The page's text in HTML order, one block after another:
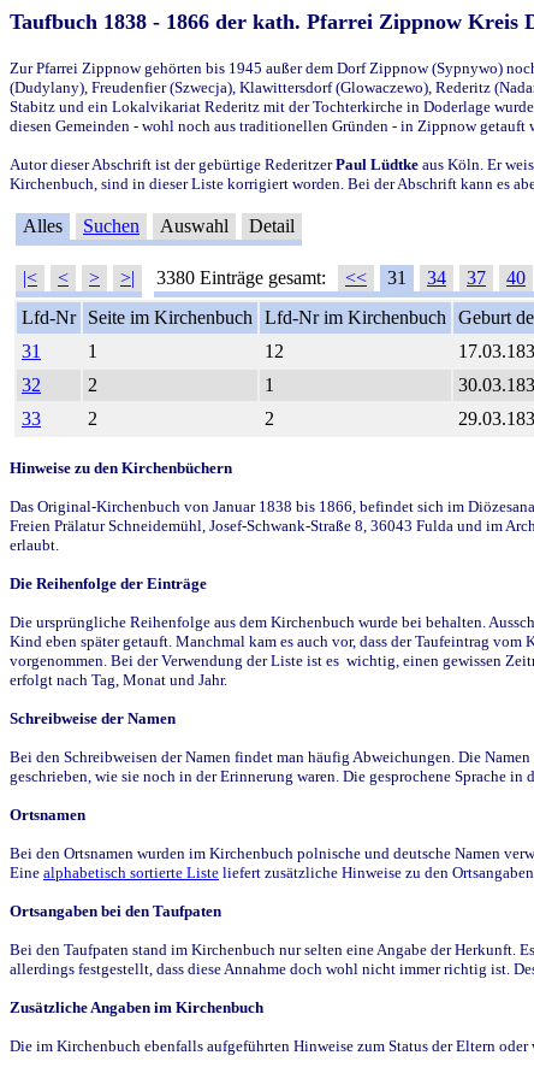
Taufbuch 1838 - 1866 der kath. Pfarrei Zippnow Kreis
Zur Pfarrei Zippnow gehörten bis 1945 außer dem Dorf Zippnow (Sypnywo)
(Dudylany), Freudenfier (Szwecja), Klawittersdorf (Glowaczewo), Rederitz
Stabitz und ein Lokalvikariat Rederitz mit der Tochterkirche in Doderlage
diesen Gemeinden - wohl noch aus traditionellen Gründen - in Zippnow getauft
Autor dieser Abschrift ist der gebürtige RederitzerPaul Lüdtke aus Köln. Er
Kirchenbuch, sind in dieser Liste korrigiert worden. Bei der Abschrift kann es
Alles Suchen Auswahl Detail
|< < > >| 3380 Einträge gesamt: << 31 34 37 40
Lfd-Nr
Seite im Kirchenbuch Lfd-Nr im Kirchenbuch Geburt
31
1 12
32
2 1
33
2 2
Hinweise zu den Kirchenbüchern
Das Original-Kirchenbuch von Januar 1838 bis 1866, befindet sich im
Freien Prälatur Schneidemühl, Josef-Schwank-Straße 8, 36043 Fulda und im
erlaubt.
Die Reihenfolge der Einträge
Die ursprüngliche Reihenfolge aus dem Kirchenbuch wurde bei behalten.
Kind eben später getauft. Manchmal kam es auch vor, dass der Taufeintrag
vorgenommen. Bei der Verwendung der Liste ist es wichtig, einen gewissen
erfolgt nach Tag, Monat und Jahr.
Schreibweise der Namen
Bei den Schreibweisen der Namen findet man häufig Abweichungen. Die
geschrieben, wie sie noch in der Erinnerung waren. Die gesprochene Sprache
Ortsnamen
Bei den Ortsnamen wurden im Kirchenbuch polnische und deutsche Namen
Eine alphabetisch sortierte Liste liefert zusätzliche Hinweise zu den
Ortsangaben bei den Taufpaten
Bei den Taufpaten stand im Kirchenbuch nur selten eine Angabe der Herkunft.
allerdings festgestellt, dass diese Annahme doch wohl nicht immer richtig ist.
Zusätzliche Angaben im Kirchenbuch
Die im Kirchenbuch ebenfalls aufgeführten Hinweise zum Status der Eltern